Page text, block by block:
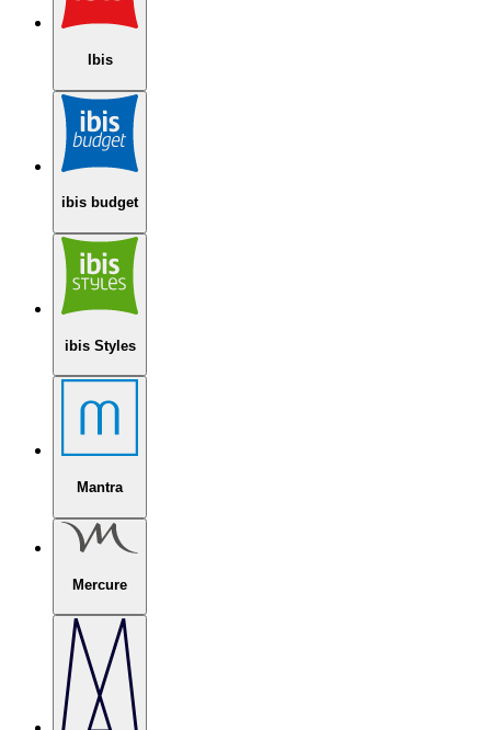
Ibis
ibis budget
ibis Styles
Mantra
Mercure